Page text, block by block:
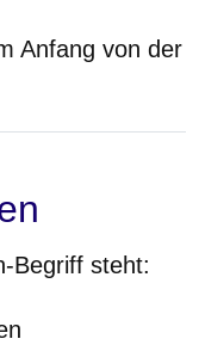
Anfang von der
Begriff steht: